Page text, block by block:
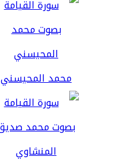
محمد المحيسني